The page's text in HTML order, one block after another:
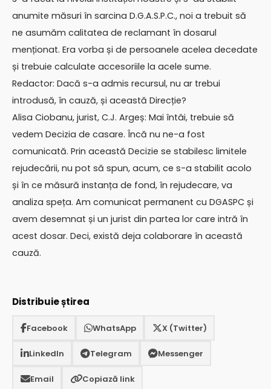
anumite măsuri în sarcina D.G.A.S.P.C., noi a trebuit să
ne asumăm calitatea de reclamant în dosarul
menționat. Era vorba și de persoanele acelea decedate
și trebuie calculate accesoriile la acele sume.
Redactor: Dacă s-a admis recursul, nu ar trebui
introdusă, în cauză, și această Direcție?
Alisa Ciobanu, jurist, C.J. Argeș: Mai întâi, trebuie să
vedem Decizia de casare. Încă nu ne-a fost
comunicată. Prin această Decizie se stabilesc limitele
rejudecării, nu pot să spun, acum, ce s-a stabilit acolo
și în ce măsură instanța de fond, în rejudecare, va
analiza speța. Am comunicat permanent cu DGASPC și
avem desemnat și un jurist din partea lor care intră în
acest dosar. Deci, există deja colaborare în această
cauză.
Distribuie știrea
Facebook WhatsApp X (Twitter)
LinkedIn Telegram Messenger
Email Copiază link